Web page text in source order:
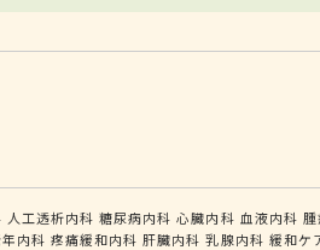
人工透析内科 糖尿病内科 心臓内科 血液内科
内科 疼痛緩和内科 肝臓内科 乳腺内科 緩和ケ